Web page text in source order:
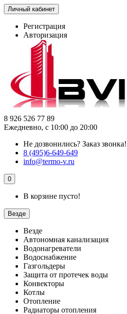
Личный кабинет
Регистрация
Авторизация
8 926 526 77 89
Ежедневно, с 10:00 до 20:00
Не дозвонились? Заказ звонка!
8 (495)6-649-649
info@termo-v.ru
0
В корзине пусто!
Везде
Везде
Автономная канализация
Водонагреватели
Водоснабжение
Газгольдеры
Защита от протечек воды
Конвекторы
Котлы
Отопление
Радиаторы отопления